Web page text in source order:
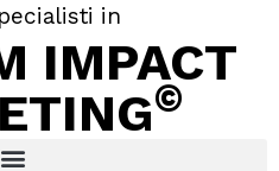
in
IMPACT
©